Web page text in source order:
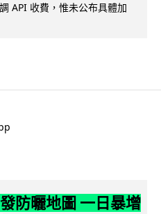
API 收費，惟未公布具體加
防曬地圖 一日暴增